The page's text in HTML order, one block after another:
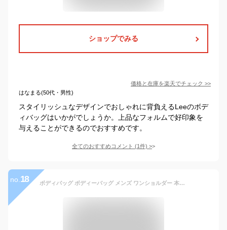
ショップでみる
価格と在庫を楽天でチェック >>
はなまる(50代・男性)
スタイリッシュなデザインでおしゃれに背負えるLeeのボデ
ィバッグはいかがでしょうか。上品なフォルムで好印象を
与えることができるのでおすすめです。
全てのおすすめコメント (1件) >
no. 18 ボディバッグ ボディーバッグ メンズ ワンショルダー 本革 ショルダーバッグ ボディバック 斜めがけバッグ 斜めがけ カジュアル レザー メンズバッグ ブラック ヌメ